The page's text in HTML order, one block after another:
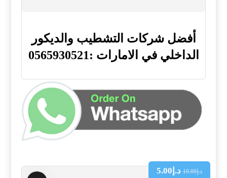
أفضل شركات التشطيب والديكور
الداخلي في الامارات :0565930521
د.إ10.00 د.إ 5.00